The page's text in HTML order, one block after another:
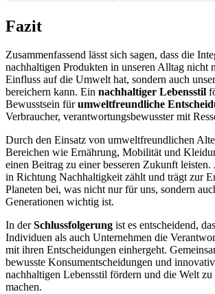
Fazit
Zusammenfassend lässt sich sagen, dass die
nachhaltigen Produkten in unseren Alltag nicht
Einfluss auf die Umwelt hat, sondern auch
bereichern kann. Ein nachhaltiger Lebensstil
Bewusstsein fürumweltfreundliche
Verbraucher, verantwortungsbewusster mit
Durch den Einsatz von umweltfreundlichen
Bereichen wie Ernährung, Mobilität und
einen Beitrag zu einer besseren Zukunft leisten.
in Richtung Nachhaltigkeit zählt und trägt zur
Planeten bei, was nicht nur für uns, sondern
Generationen wichtig ist.
In derSchlussfolgerung ist es entscheidend,
Individuen als auch Unternehmen die
mit ihren Entscheidungen einhergeht.
bewusste Konsumentscheidungen und
nachhaltigen Lebensstil fördern und die Welt zu
machen.